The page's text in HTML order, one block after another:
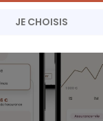
JE CHOISIS